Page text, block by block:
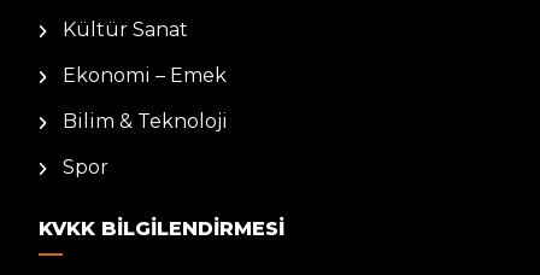
Kültür Sanat
Ekonomi – Emek
Bilim & Teknoloji
Spor
KVKK BILGILENDIRMESI